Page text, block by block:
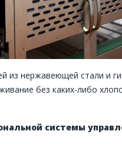
из нержавеющей стали и
без каких-либо
системы